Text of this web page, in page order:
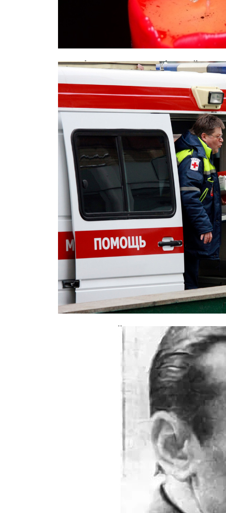
Акробат из КНДР, разбившийся в
В московской школе скончался